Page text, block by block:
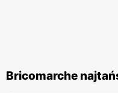
Bricomarche